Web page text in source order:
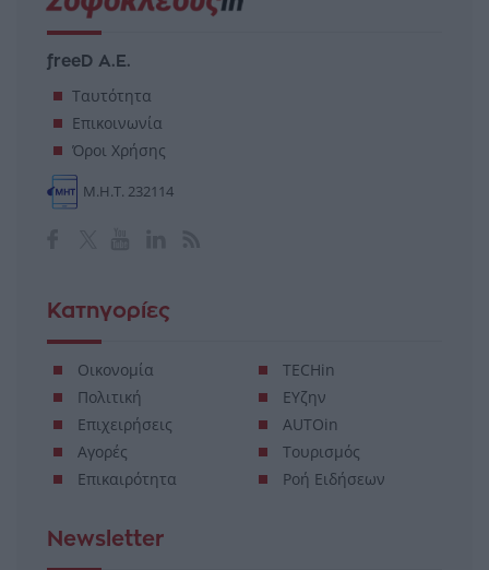
freeD Α.Ε.
Ταυτότητα
Επικοινωνία
Όροι Χρήσης
Μ.Η.Τ. 232114
Κατηγορίες
Οικονομία
Πολιτική
Επιχειρήσεις
Αγορές
Επικαιρότητα
TECHin
ΕΥζην
AUTOin
Τουρισμός
Ροή Ειδήσεων
Newsletter